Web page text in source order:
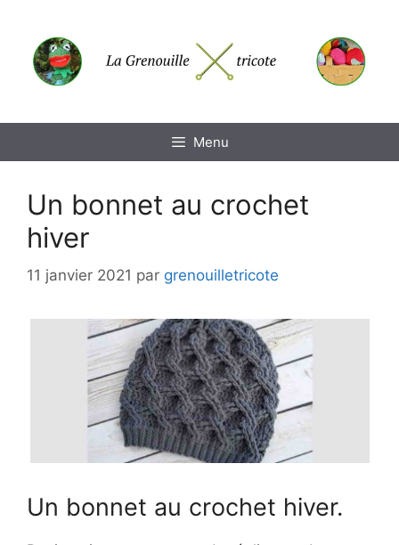
contenu
Menu
Un bonnet au crochet
hiver
11 janvier 2021 par grenouilletricote
Un bonnet au crochet hiver.